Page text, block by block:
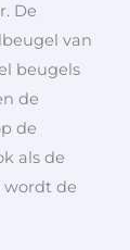
De
van
beugels
de
de
als de
wordt de